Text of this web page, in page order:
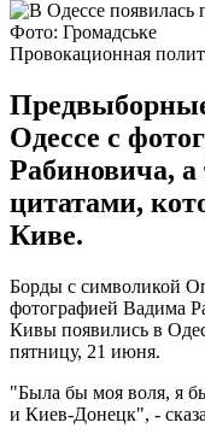
Фото: Громадське
Провокационная
Одессе с
Рабиновича,
цитатами,
Киве.
Борды с символикой
фотографией Вадима
Кивы появились в
пятницу, 21 июня.
"Была бы моя воля, я
и Киев-Донецк", -